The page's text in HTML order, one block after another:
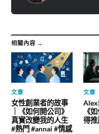
相關內容 →
文章
女性創業者的故事
｜《如何開公司》
真實改變我的人生
#熱門 #annai #情感
文章
Alex
《
得推